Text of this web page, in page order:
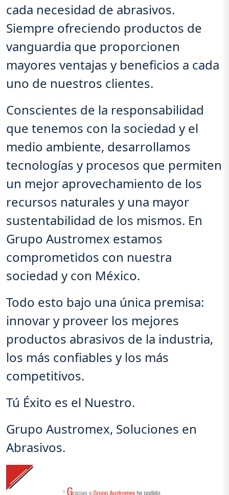
cada necesidad de abrasivos.
Siempre ofreciendo productos de
vanguardia que proporcionen
mayores ventajas y beneficios a cada
uno de nuestros clientes.
Conscientes de la responsabilidad
que tenemos con la sociedad y el
medio ambiente, desarrollamos
tecnologías y procesos que permiten
un mejor aprovechamiento de los
recursos naturales y una mayor
sustentabilidad de los mismos. En
Grupo Austromex estamos
comprometidos con nuestra
sociedad y con México.
Todo esto bajo una única premisa:
innovar y proveer los mejores
productos abrasivos de la industria,
los más confiables y los más
competitivos.
Tú Éxito es el Nuestro.
Grupo Austromex, Soluciones en
Abrasivos.